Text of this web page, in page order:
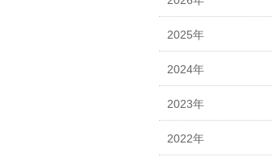
2025年
2024年
2023年
2022年